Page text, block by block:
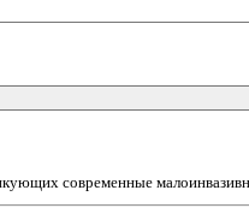
современные